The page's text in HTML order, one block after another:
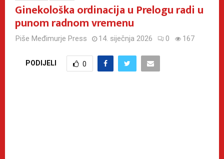
Ginekološka ordinacija u Prelogu radi u
punom radnom vremenu
Piše Međimurje Press 14. siječnja 2026 0 167
PODIJELI 0